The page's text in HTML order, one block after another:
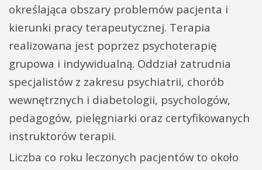
określająca obszary problemów pacjenta i
kierunki pracy terapeutycznej. Terapia
realizowana jest poprzez psychoterapię
grupowa i indywidualną. Oddział zatrudnia
specjalistów z zakresu psychiatrii, chorób
wewnętrznych i diabetologii, psychologów,
pedagogów, pielęgniarki oraz certyfikowanych
instruktorów terapii.
Liczba co roku leczonych pacjentów to około